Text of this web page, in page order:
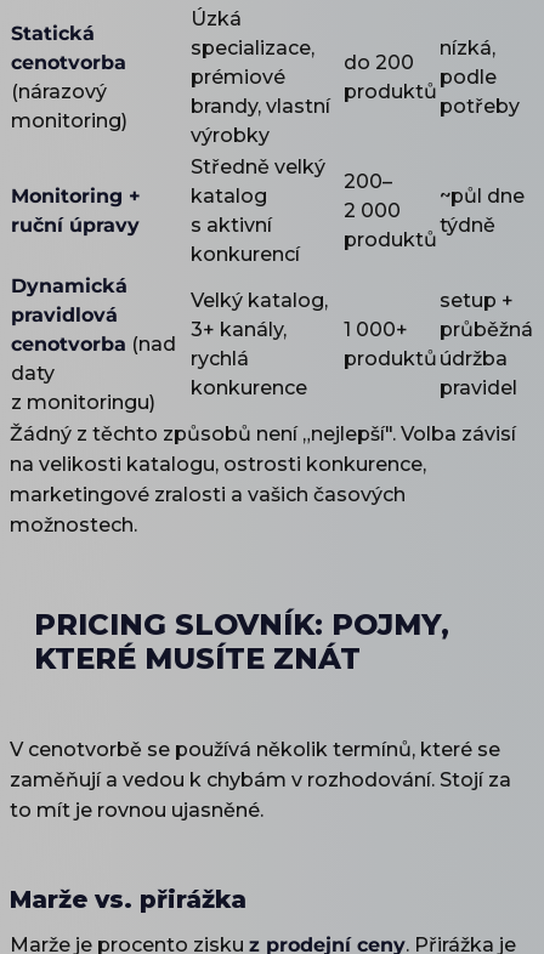
Statická
cenotvorba
(nárazový
monitoring)
Úzká
specializace,
prémiové
brandy, vlastní
výrobky
do 200
produktů
nízká,
podle
potřeby
Monitoring +
ruční úpravy
Středně velký
katalog
s aktivní
konkurencí
200–
2 000
produktů
~půl dne
týdně
Dynamická
pravidlová
cenotvorba (nad
daty
z monitoringu)
Velký katalog,
3+ kanály,
rychlá
konkurence
1 000+
produktů
setup +
průběžná
údržba
pravidel
Žádný z těchto způsobů není „nejlepší". Volba závisí
na velikosti katalogu, ostrosti konkurence,
marketingové zralosti a vašich časových
možnostech.
PRICING SLOVNÍK: POJMY,
KTERÉ MUSÍTE ZNÁT
V cenotvorbě se používá několik termínů, které se
zaměňují a vedou k chybám v rozhodování. Stojí za
to mít je rovnou ujasněné.
Marže vs. přirážka
Marže je procento zisku z prodejní ceny. Přirážka je